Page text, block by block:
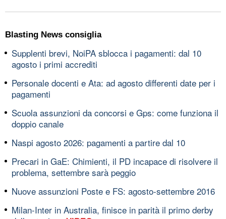
Blasting News consiglia
Supplenti brevi, NoiPA sblocca i pagamenti: dal 10
agosto i primi accrediti
Personale docenti e Ata: ad agosto differenti date per i
pagamenti
Scuola assunzioni da concorsi e Gps: come funziona il
doppio canale
Naspi agosto 2026: pagamenti a partire dal 10
Precari in GaE: Chimienti, il PD incapace di risolvere il
problema, settembre sarà peggio
Nuove assunzioni Poste e FS: agosto-settembre 2016
Milan-Inter in Australia, finisce in parità il primo derby